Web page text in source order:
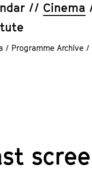
Cinema
/ Programme Archive /